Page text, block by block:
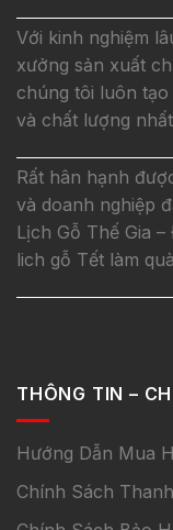
Với kinh nghiệm
xưởng sản xuất
chúng tôi luôn
và chất lượng
Rất hân hạnh
và doanh nghiệp
Lịch Gỗ Thế Gia
lich gỗ Tết làm
THÔNG TIN –
Hướng Dẫn Mua
Chính Sách